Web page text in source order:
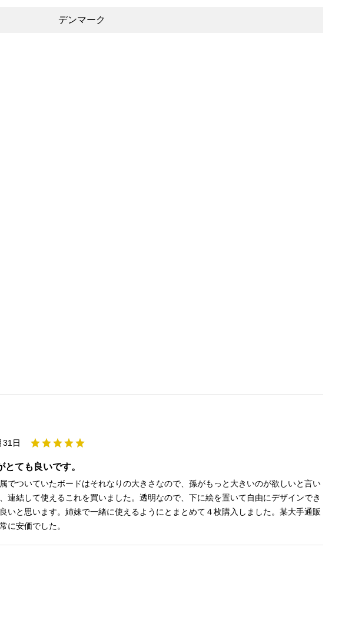
デンマーク
31日
とても良いです。
でついていたボードはそれなりの大きさなので、孫がもっと大きいのが欲しいと言い
連結して使えるこれを買いました。透明なので、下に絵を置いて自由にデザインでき
いと思います。姉妹で一緒に使えるようにとまとめて４枚購入しました。某大手通販
に安価でした。